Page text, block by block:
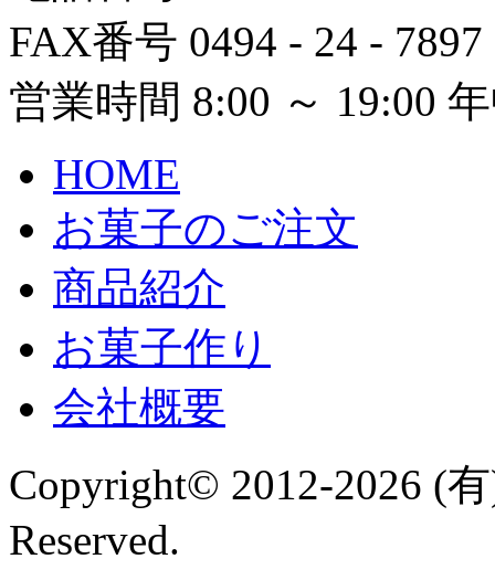
FAX番号 0494 - 24 - 7897
営業時間 8:00 ～ 19:00
HOME
お菓子のご注文
商品紹介
お菓子作り
会社概要
Copyright© 2012-2026 (
Reserved.